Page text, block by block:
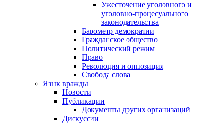
Ужесточение уголовного и
уголовно-процесуального
законодательства
Барометр демократии
Гражданское общество
Политический режим
Право
Революция и оппозиция
Свобода слова
Язык вражды
Новости
Публикации
Документы других организаций
Дискуссии